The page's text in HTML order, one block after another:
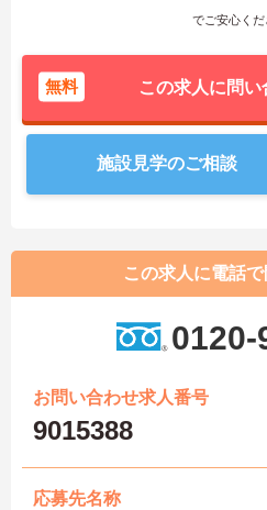
でご安心くだ
無料 この求人に問い
施設見学のご相談
この求人に電話
0120-
お問い合わせ求人番号
9015388
応募先名称